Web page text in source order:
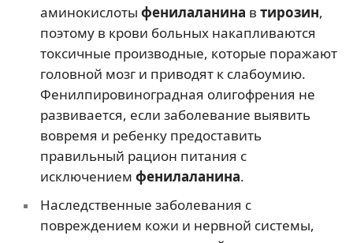
аминокислоты фенилаланина в тирозин,
поэтому в крови больных накапливаются
токсичные производные, которые поражают
головной мозг и приводят к слабоумию.
Фенилпировиноградная олигофрения не
развивается, если заболевание выявить
вовремя и ребенку предоставить
правильный рацион питания с
исключением фенилаланина.
Наследственные заболевания с
повреждением кожи и нервной системы,